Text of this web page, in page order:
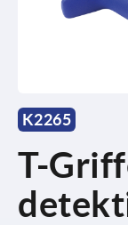
K2265
T-